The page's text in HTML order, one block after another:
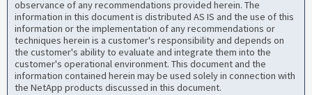
observance of any recommendations provided herein. The
information in this document is distributed AS IS and the use of this
information or the implementation of any recommendations or
techniques herein is a customer's responsibility and depends on
the customer's ability to evaluate and integrate them into the
customer's operational environment. This document and the
information contained herein may be used solely in connection with
the NetApp products discussed in this document.